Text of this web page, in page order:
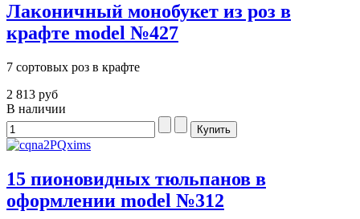
Лаконичный монобукет из роз в
крафте model №427
7 сортовых роз в крафте
2 813 руб
В наличии
15 пионовидных тюльпанов в
оформлении model №312